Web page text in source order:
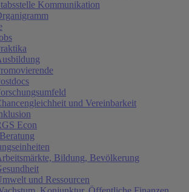
Kommunikation
und Vereinbarkeit
Econ
Bildung, Bevölkerung
und Ressourcen